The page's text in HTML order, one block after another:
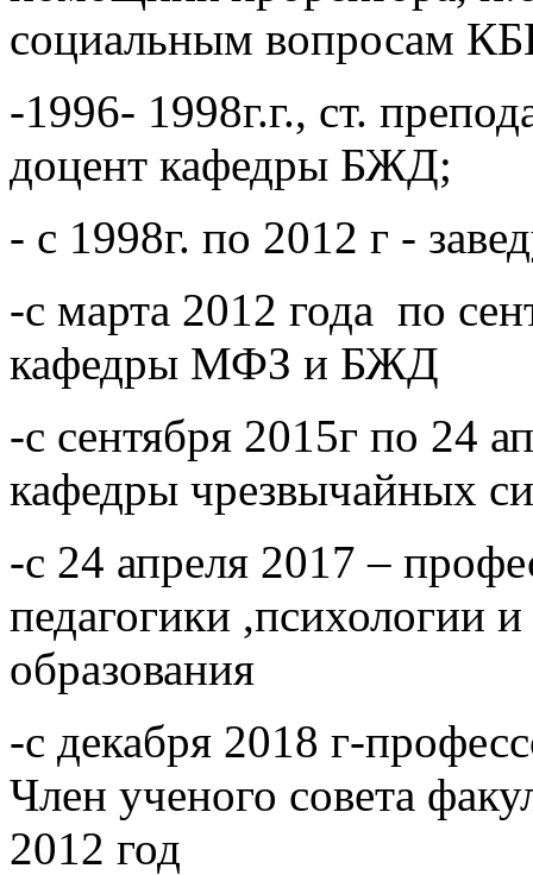
социальным вопросам
-1996- 1998г.г., ст.
доцент кафедры БЖД;
- с 1998г. по 2012 г -
-c марта 2012 года по
кафедры МФЗ и БЖД
-с сентября 2015г по 24
кафедры чрезвычайных
-с 24 апреля 2017 –
педагогики ,психологии
образования
-с декабря 2018 г-
Член ученого совета
2012 год